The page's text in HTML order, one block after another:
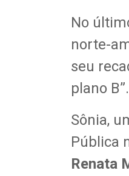
No
norte-
seu
plano B”.
Sônia,
Pública
Renata